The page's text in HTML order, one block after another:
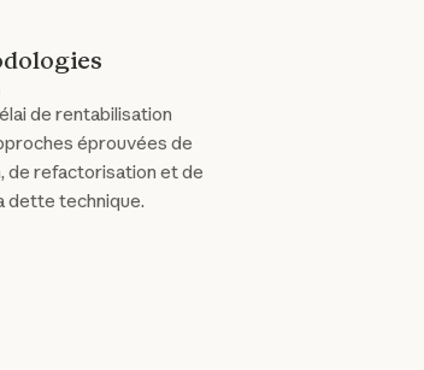
de rentabilisation
éprouvées de
de refactorisation et de
dette technique.